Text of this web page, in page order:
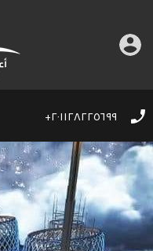
٢٠١١٢٨٢٢٥٦٩٩+